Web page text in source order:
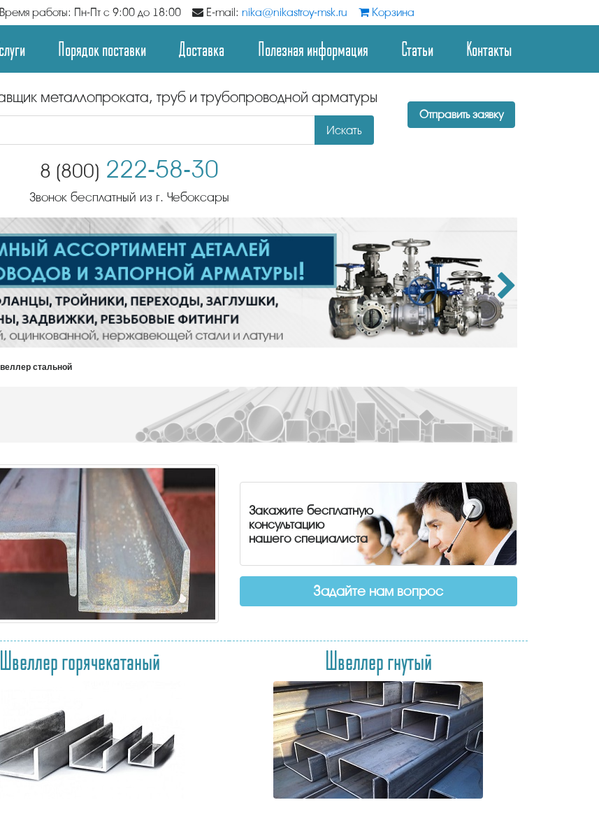
Время работы: Пн-Пт с 9:00 до 18:00 E-mail: nika@nikastroy-msk.ru Корзина
Порядок поставки Доставка Полезная информация Статьи Контакты
металлопроката, труб и трубопроводной арматуры
Искать
Отправить заявку
8 (800) 222-58-30
Звонок бесплатный из г. Чебоксары
стальной
Закажите бесплатную
консультацию
нашего специалиста
Задайте нам вопрос
Швеллер горячекатаный Швеллер гнутый